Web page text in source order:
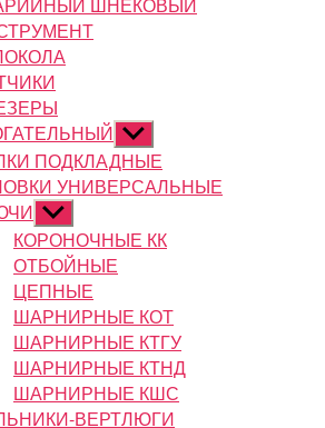
Показывать
подменю
ПОДКЛАДНЫЕ
УНИВЕРСАЛЬНЫЕ
Показывать
подменю
КОРОНОЧНЫЕ КК
ОТБОЙНЫЕ
ЦЕПНЫЕ
ШАРНИРНЫЕ КОТ
ШАРНИРНЫЕ КТГУ
ШАРНИРНЫЕ КТНД
ШАРНИРНЫЕ КШС
ВЕРТЛЮГИ